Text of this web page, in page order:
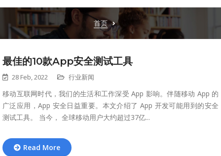
首页
最佳的10款App安全测试工具
28 Feb, 2022 行业新闻
移动互联网时代，我们的生活和工作深受 App 影响。伴随移动 App 的
广泛应用，App 安全日益重要。本文介绍了 App 开发可能用到的安全
测试工具。 当今， 全球移动用户大约超过37亿...
Read More